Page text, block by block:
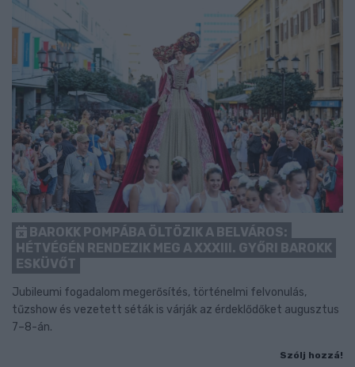
BAROKK POMPÁBA ÖLTÖZIK A BELVÁROS:
HÉTVÉGÉN RENDEZIK MEG A XXXIII. GYŐRI BAROKK
ESKÜVŐT
Jubileumi fogadalom megerősítés, történelmi felvonulás,
tűzshow és vezetett séták is várják az érdeklődőket augusztus
7–8-án.
Szólj hozzá!